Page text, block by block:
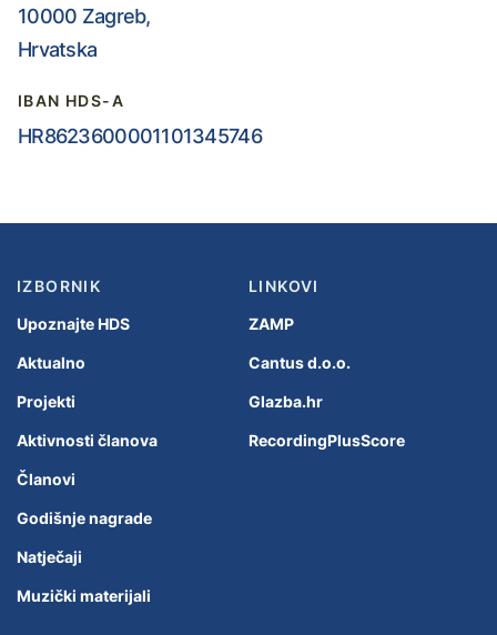
10000 Zagreb,
Hrvatska
IBAN HDS-A
HR8623600001101345746
IZBORNIK
Upoznajte HDS
Aktualno
Projekti
Aktivnosti članova
Članovi
Godišnje nagrade
Natječaji
Muzički materijali
LINKOVI
ZAMP
Cantus d.o.o.
Glazba.hr
RecordingPlusScore